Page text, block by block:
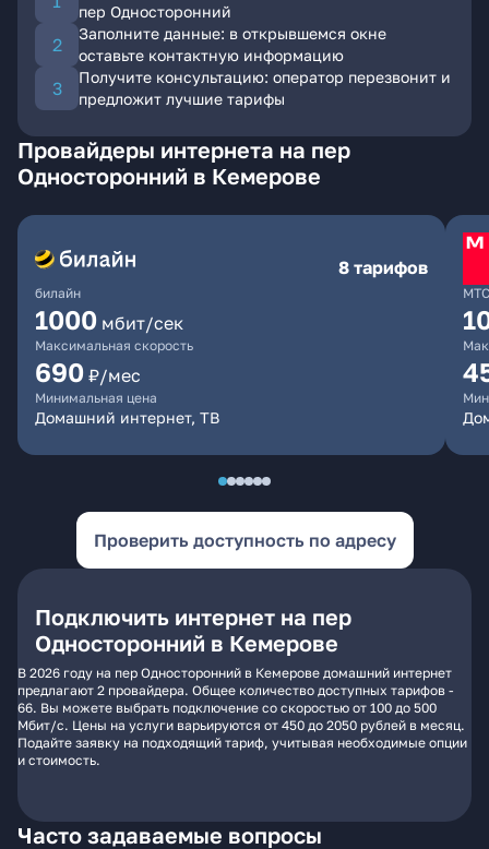
пер Односторонний
Заполните данные: в открывшемся окне
оставьте контактную информацию
Получите консультацию: оператор перезвонит и
предложит лучшие тарифы
Провайдеры интернета на пер
Односторонний в Кемерове
билайн
8 тарифов
1000 мбит/сек
Максимальная скорость
690 ₽/мес
Минимальная цена
Домашний интернет, ТВ
МТС
Проверить доступность по адресу
Подключить интернет на пер
Односторонний в Кемерове
В 2026 году на пер Односторонний в Кемерове домашний интернет
предлагают 2 провайдера. Общее количество доступных тарифов -
66. Вы можете выбрать подключение со скоростью от 100 до 500
Мбит/с. Цены на услуги варьируются от 450 до 2050 рублей в месяц.
Подайте заявку на подходящий тариф, учитывая необходимые опции
и стоимость.
Часто задаваемые вопросы